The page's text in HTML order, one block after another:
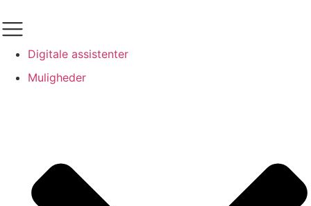
til
Digitale assistenter
Muligheder